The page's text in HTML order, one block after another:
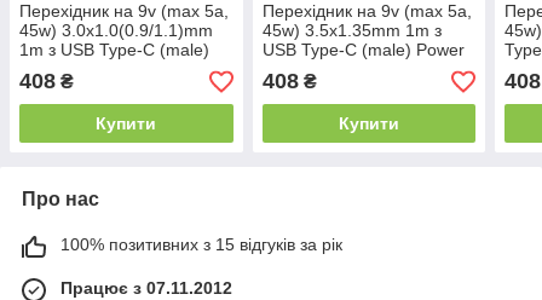
Перехідник на 9v (max 5a,
45w) 3.0x1.0(0.9/1.1)mm
1m з USB Type-C (male)
Power Delivery PD
(WITRN) тригер (A class) 1
день гар.
408 ₴
Купити
Перехідник на 9v (max 5a,
45w) 3.5x1.35mm 1m з
USB Type-C (male) Power
Delivery PD (WITRN)
тригер (A class) 1 день
гар.
408₴
Купити
гар.
408
Про нас
100% позитивних з 15 відгуків за рік
Працює з 07.11.2012